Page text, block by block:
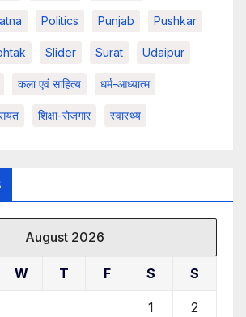
Politics Punjab Pushkar
Slider Surat Udaipur
कला एवं साहित्य धर्म-आध्यात्म
शिक्षा-रोजगार स्वास्थ्य
August 2026
W T F S S
1 2